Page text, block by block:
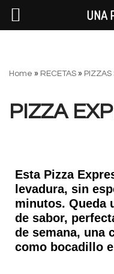
al
Home » RECETAS » PIZZAS
PIZZA
Esta Pizza
levadura, sin
minutos. Queda
de sabor,
de semana, una
como bocadillo
UNA